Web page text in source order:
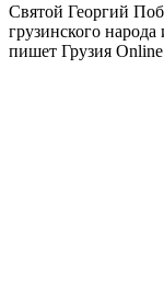
Святой Георгий
грузинского
пишет Грузия